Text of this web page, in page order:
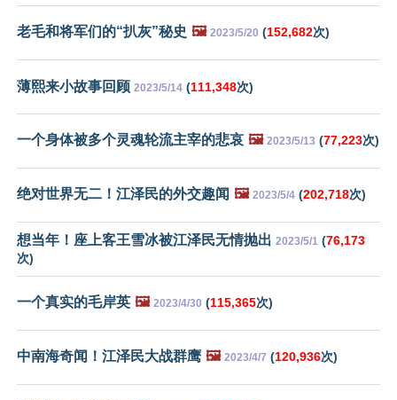
老毛和将军们的“扒灰”秘史 🖼️ 2023/5/20 (152,682次)
薄熙来小故事回顾 2023/5/14 (111,348次)
一个身体被多个灵魂轮流主宰的悲哀 🖼️ 2023/5/13 (77,223次)
绝对世界无二！江泽民的外交趣闻 🖼️ 2023/5/4 (202,718次)
想当年！座上客王雪冰被江泽民无情抛出 2023/5/1 (76,173
次)
一个真实的毛岸英 🖼️ 2023/4/30 (115,365次)
中南海奇闻！江泽民大战群鹰 🖼️ 2023/4/7 (120,936次)